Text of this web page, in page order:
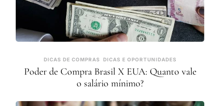
DICAS DE COMPRAS DICAS E OPORTUNIDADES
Poder de Compra Brasil X EUA: Quanto vale
o salário mínimo?